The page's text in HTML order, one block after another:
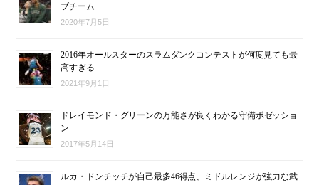
ブチーム
2020年7月5日
2016年オールスターのスラムダンクコンテストが何度見ても最
高すぎる
2021年9月1日
ドレイモンド・グリーンの万能さが良くわかる守備ポゼッショ
ン
2017年5月14日
ルカ・ドンチッチが自己最多46得点、ミドルレンジが強力な武